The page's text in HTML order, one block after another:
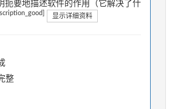
扼要地描述软件的作用（它解决了什
显示详细资料
整